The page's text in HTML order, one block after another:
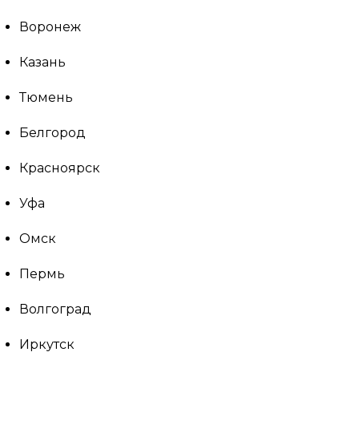
Воронеж
Казань
Тюмень
Белгород
Красноярск
Уфа
Омск
Пермь
Волгоград
Иркутск